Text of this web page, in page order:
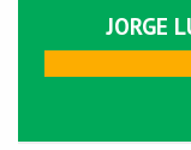
JORGE